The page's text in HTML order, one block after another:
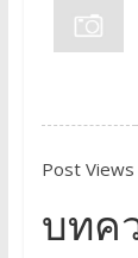
Post
บทค